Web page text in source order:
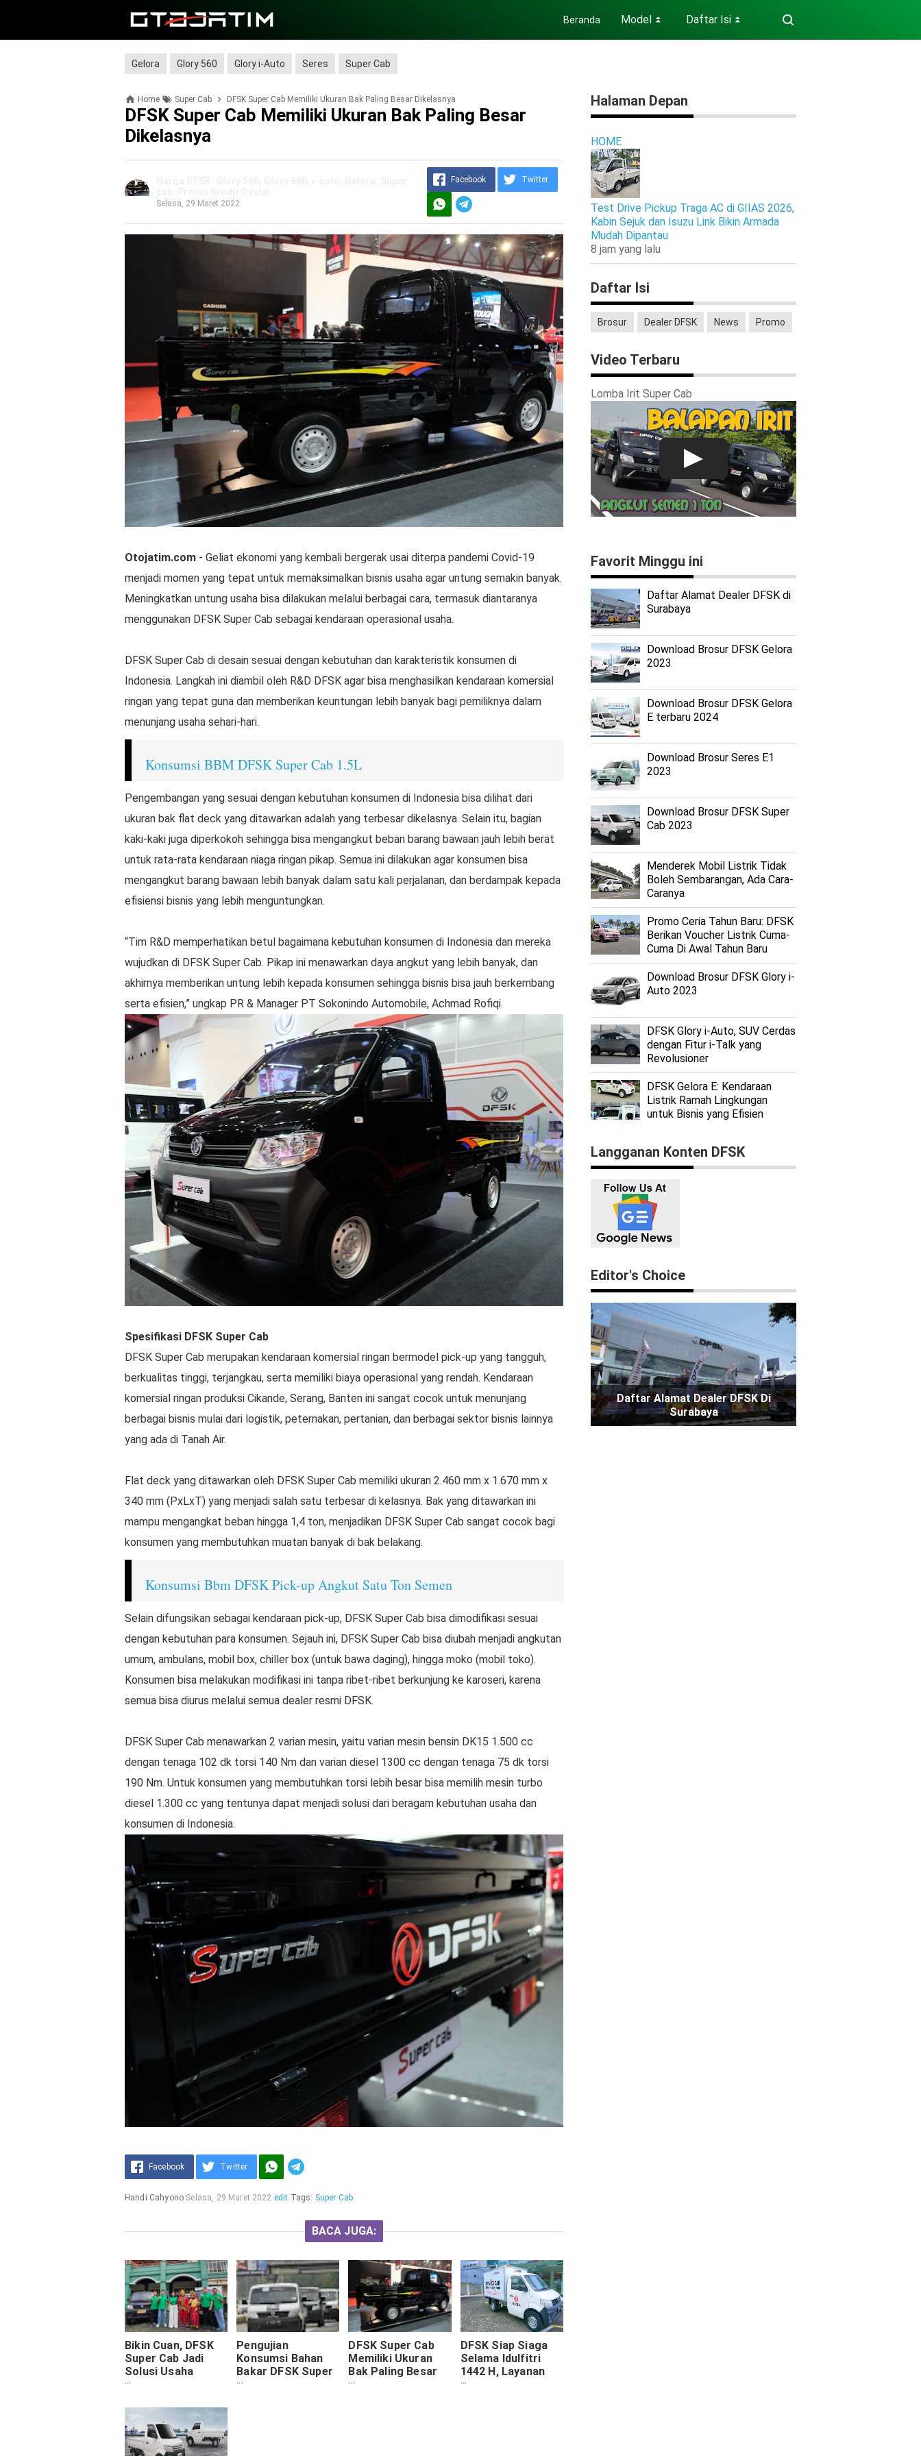
Beranda Model ⏬ Daftar Isi ⏬
Gelora Glory 560 Glory i-Auto Seres Super Cab
Home Super Cab DFSK Super Cab Memiliki Ukuran Bak Paling Besar Dikelasnya
DFSK Super Cab Memiliki Ukuran Bak Paling Besar
Dikelasnya
Selasa, 29 Maret 2022
Facebook Twitter
Otojatim.com - Geliat ekonomi yang kembali bergerak usai diterpa pandemi Covid-19
menjadi momen yang tepat untuk memaksimalkan bisnis usaha agar untung semakin banyak.
Meningkatkan untung usaha bisa dilakukan melalui berbagai cara, termasuk diantaranya
menggunakan DFSK Super Cab sebagai kendaraan operasional usaha.
DFSK Super Cab di desain sesuai dengan kebutuhan dan karakteristik konsumen di
Indonesia. Langkah ini diambil oleh R&D DFSK agar bisa menghasilkan kendaraan komersial
ringan yang tepat guna dan memberikan keuntungan lebih banyak bagi pemiliknya dalam
menunjang usaha sehari-hari.
Konsumsi BBM DFSK Super Cab 1.5L
Pengembangan yang sesuai dengan kebutuhan konsumen di Indonesia bisa dilihat dari
ukuran bak flat deck yang ditawarkan adalah yang terbesar dikelasnya. Selain itu, bagian
kaki-kaki juga diperkokoh sehingga bisa mengangkut beban barang bawaan jauh lebih berat
untuk rata-rata kendaraan niaga ringan pikap. Semua ini dilakukan agar konsumen bisa
mengangkut barang bawaan lebih banyak dalam satu kali perjalanan, dan berdampak kepada
efisiensi bisnis yang lebih menguntungkan.
“Tim R&D memperhatikan betul bagaimana kebutuhan konsumen di Indonesia dan mereka
wujudkan di DFSK Super Cab. Pikap ini menawarkan daya angkut yang lebih banyak, dan
akhirnya memberikan untung lebih kepada konsumen sehingga bisnis bisa jauh berkembang
serta efisien,” ungkap PR & Manager PT Sokonindo Automobile, Achmad Rofiqi.
Spesifikasi DFSK Super Cab
DFSK Super Cab merupakan kendaraan komersial ringan bermodel pick-up yang tangguh,
berkualitas tinggi, terjangkau, serta memiliki biaya operasional yang rendah. Kendaraan
komersial ringan produksi Cikande, Serang, Banten ini sangat cocok untuk menunjang
berbagai bisnis mulai dari logistik, peternakan, pertanian, dan berbagai sektor bisnis lainnya
yang ada di Tanah Air.
Flat deck yang ditawarkan oleh DFSK Super Cab memiliki ukuran 2.460 mm x 1.670 mm x
340 mm (PxLxT) yang menjadi salah satu terbesar di kelasnya. Bak yang ditawarkan ini
mampu mengangkat beban hingga 1,4 ton, menjadikan DFSK Super Cab sangat cocok bagi
konsumen yang membutuhkan muatan banyak di bak belakang.
Konsumsi Bbm DFSK Pick-up Angkut Satu Ton Semen
Selain difungsikan sebagai kendaraan pick-up, DFSK Super Cab bisa dimodifikasi sesuai
dengan kebutuhan para konsumen. Sejauh ini, DFSK Super Cab bisa diubah menjadi angkutan
umum, ambulans, mobil box, chiller box (untuk bawa daging), hingga moko (mobil toko).
Konsumen bisa melakukan modifikasi ini tanpa ribet-ribet berkunjung ke karoseri, karena
semua bisa diurus melalui semua dealer resmi DFSK.
DFSK Super Cab menawarkan 2 varian mesin, yaitu varian mesin bensin DK15 1.500 cc
dengan tenaga 102 dk torsi 140 Nm dan varian diesel 1300 cc dengan tenaga 75 dk torsi
190 Nm. Untuk konsumen yang membutuhkan torsi lebih besar bisa memilih mesin turbo
diesel 1.300 cc yang tentunya dapat menjadi solusi dari beragam kebutuhan usaha dan
konsumen di Indonesia.
Facebook Twitter
Handi Cahyono Selasa, 29 Maret 2022 edit Tags: Super Cab
BACA JUGA:
Bikin Cuan, DFSK
Super Cab Jadi
Solusi Usaha
Angkutan dan
Pengujian
Konsumsi Bahan
Bakar DFSK Super
Cab Di Atas 10
DFSK Super Cab
Memiliki Ukuran
Bak Paling Besar
Dikelasnya
DFSK Siap Siaga
Selama Idulfitri
1442 H, Layanan
Darurat akan Tetap
Halaman Depan
HOME
Test Drive Pickup Traga AC di GIIAS 2026,
Kabin Sejuk dan Isuzu Link Bikin Armada
Mudah Dipantau
8 jam yang lalu
Daftar Isi
Brosur Dealer DFSK News Promo
Video Terbaru
Lomba Irit Super Cab
Favorit Minggu ini
Daftar Alamat Dealer DFSK di
Surabaya
Download Brosur DFSK Gelora
2023
Download Brosur DFSK Gelora
E terbaru 2024
Download Brosur Seres E1
2023
Download Brosur DFSK Super
Cab 2023
Menderek Mobil Listrik Tidak
Boleh Sembarangan, Ada Cara-
Caranya
Promo Ceria Tahun Baru: DFSK
Berikan Voucher Listrik Cuma-
Cuma Di Awal Tahun Baru
Download Brosur DFSK Glory i-
Auto 2023
DFSK Glory i-Auto, SUV Cerdas
dengan Fitur i-Talk yang
Revolusioner
DFSK Gelora E: Kendaraan
Listrik Ramah Lingkungan
untuk Bisnis yang Efisien
Langganan Konten DFSK
Editor's Choice
Daftar Alamat Dealer DFSK Di
Surabaya